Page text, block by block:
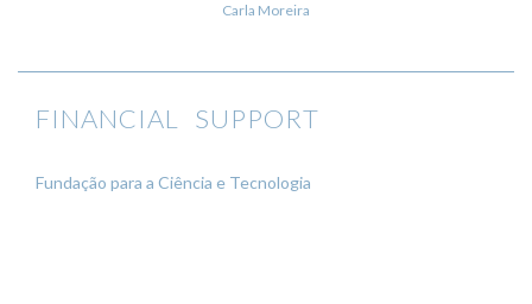
Carla Moreira
FINANCIAL SUPPORT
Fundação para a Ciência e Tecnologia